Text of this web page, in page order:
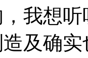
我想
及确